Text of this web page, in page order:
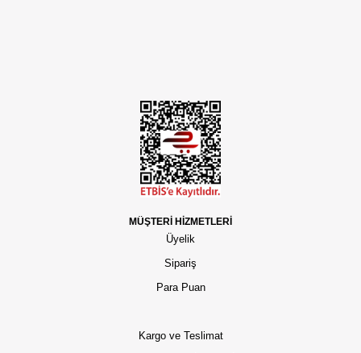
MÜŞTERİ HİZMETLERİ
Üyelik
Sipariş
Para Puan
Kargo ve Teslimat